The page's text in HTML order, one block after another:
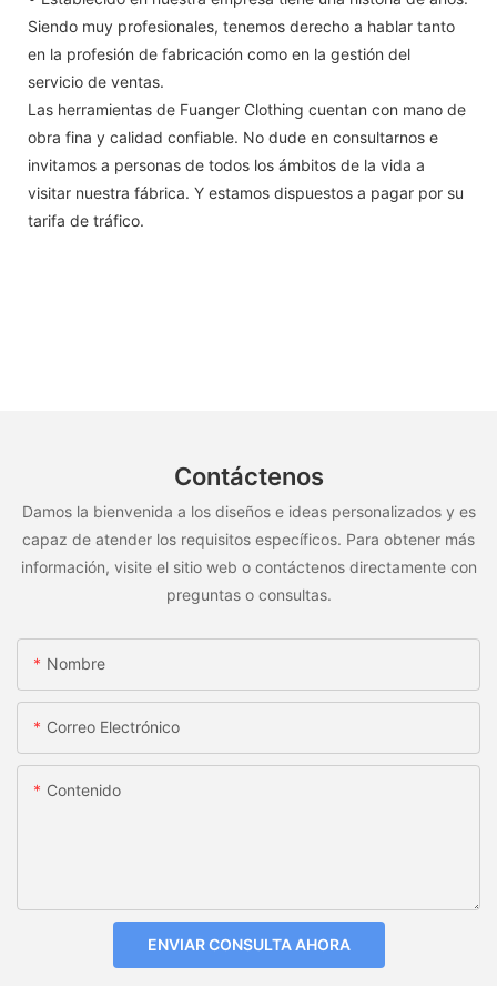
Siendo muy profesionales, tenemos derecho a hablar tanto
en la profesión de fabricación como en la gestión del
servicio de ventas.
Las herramientas de Fuanger Clothing cuentan con mano de
obra fina y calidad confiable. No dude en consultarnos e
invitamos a personas de todos los ámbitos de la vida a
visitar nuestra fábrica. Y estamos dispuestos a pagar por su
tarifa de tráfico.
Contáctenos
Damos la bienvenida a los diseños e ideas personalizados y es
capaz de atender los requisitos específicos. Para obtener más
información, visite el sitio web o contáctenos directamente con
preguntas o consultas.
Nombre
Correo Electrónico
Contenido
ENVIAR CONSULTA AHORA